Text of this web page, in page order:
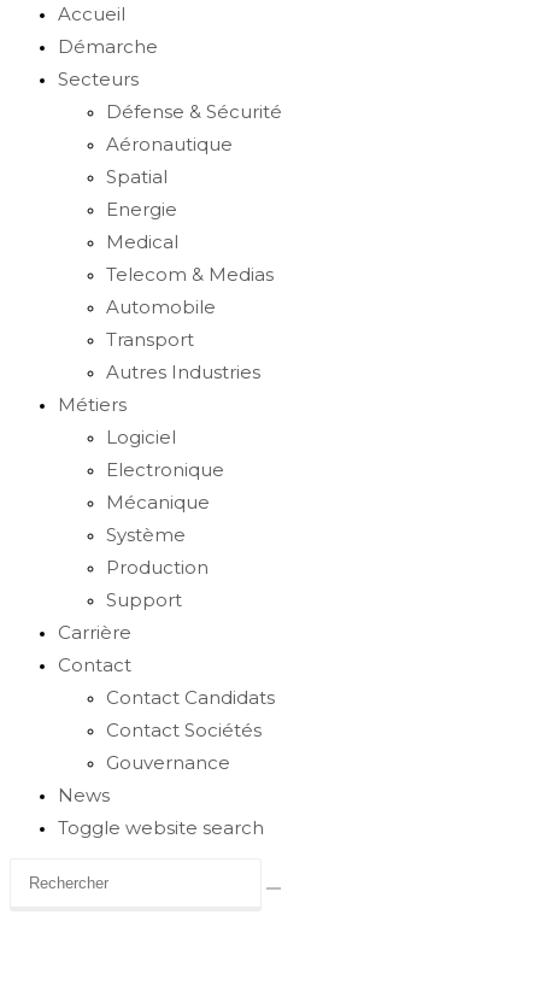
Accueil
Démarche
Secteurs
Défense & Sécurité
Aéronautique
Spatial
Energie
Medical
Telecom & Medias
Automobile
Transport
Autres Industries
Métiers
Logiciel
Electronique
Mécanique
Système
Production
Support
Carrière
Contact
Contact Candidats
Contact Sociétés
Gouvernance
News
Toggle website search